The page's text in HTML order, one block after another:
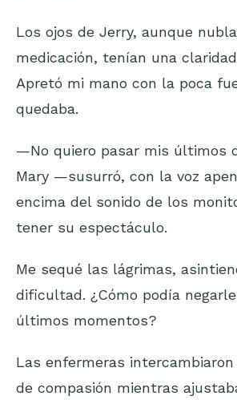
Los ojos de Jerry, aunque
medicación, tenían una
Apretó mi mano con la poca
quedaba.
—No quiero pasar mis últimos
Mary —susurró, con la voz
encima del sonido de los
tener su espectáculo.
Me sequé las lágrimas,
dificultad. ¿Cómo podía
últimos momentos?
Las enfermeras
de compasión mientras